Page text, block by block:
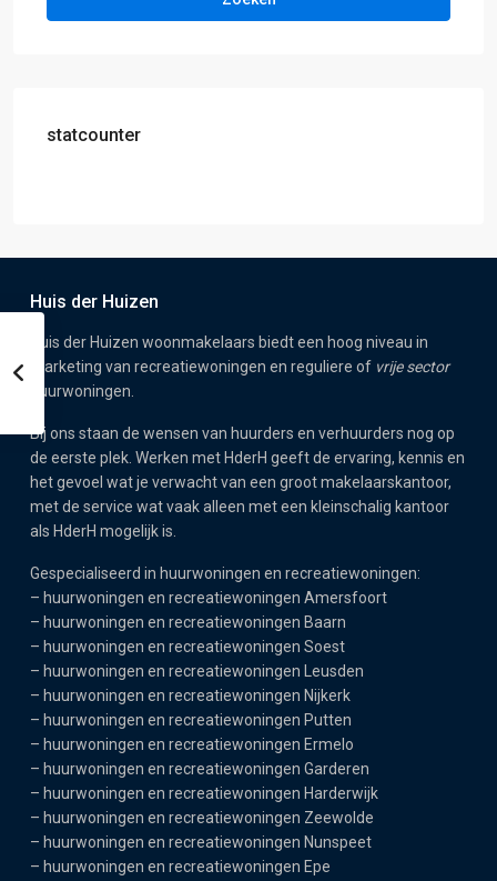
statcounter
Huis der Huizen
Huis der Huizen woonmakelaars biedt een hoog niveau in
marketing van recreatiewoningen en reguliere of vrije sector
huurwoningen.
Bij ons staan de wensen van huurders en verhuurders nog op
de eerste plek. Werken met HderH geeft de ervaring, kennis en
het gevoel wat je verwacht van een groot makelaarskantoor,
met de service wat vaak alleen met een kleinschalig kantoor
als HderH mogelijk is.
Gespecialiseerd in huurwoningen en recreatiewoningen:
– huurwoningen en recreatiewoningen Amersfoort
– huurwoningen en recreatiewoningen Baarn
– huurwoningen en recreatiewoningen Soest
– huurwoningen en recreatiewoningen Leusden
– huurwoningen en recreatiewoningen Nijkerk
– huurwoningen en recreatiewoningen Putten
– huurwoningen en recreatiewoningen Ermelo
– huurwoningen en recreatiewoningen Garderen
– huurwoningen en recreatiewoningen Harderwijk
– huurwoningen en recreatiewoningen Zeewolde
– huurwoningen en recreatiewoningen Nunspeet
– huurwoningen en recreatiewoningen Epe